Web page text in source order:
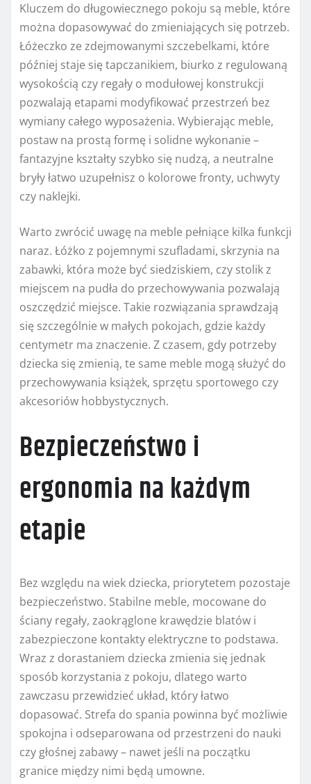
Kluczem do długowiecznego pokoju są meble, które
można dopasowywać do zmieniających się potrzeb.
Łóżeczko ze zdejmowanymi szczebelkami, które
później staje się tapczanikiem, biurko z regulowaną
wysokością czy regały o modułowej konstrukcji
pozwalają etapami modyfikować przestrzeń bez
wymiany całego wyposażenia. Wybierając meble,
postaw na prostą formę i solidne wykonanie –
fantazyjne kształty szybko się nudzą, a neutralne
bryły łatwo uzupełnisz o kolorowe fronty, uchwyty
czy naklejki.
Warto zwrócić uwagę na meble pełniące kilka funkcji
naraz. Łóżko z pojemnymi szufladami, skrzynia na
zabawki, która może być siedziskiem, czy stolik z
miejscem na pudła do przechowywania pozwalają
oszczędzić miejsce. Takie rozwiązania sprawdzają
się szczególnie w małych pokojach, gdzie każdy
centymetr ma znaczenie. Z czasem, gdy potrzeby
dziecka się zmienią, te same meble mogą służyć do
przechowywania książek, sprzętu sportowego czy
akcesoriów hobbystycznych.
Bezpieczeństwo i
ergonomia na każdym
etapie
Bez względu na wiek dziecka, priorytetem pozostaje
bezpieczeństwo. Stabilne meble, mocowane do
ściany regały, zaokrąglone krawędzie blatów i
zabezpieczone kontakty elektryczne to podstawa.
Wraz z dorastaniem dziecka zmienia się jednak
sposób korzystania z pokoju, dlatego warto
zawczasu przewidzieć układ, który łatwo
dopasować. Strefa do spania powinna być możliwie
spokojna i odseparowana od przestrzeni do nauki
czy głośnej zabawy – nawet jeśli na początku
granice między nimi będą umowne.